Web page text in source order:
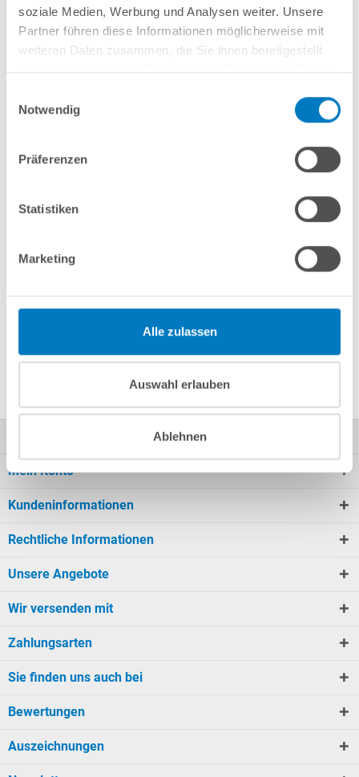
soziale Medien, Werbung und Analysen weiter. Unsere
Partner führen diese Informationen möglicherweise mit
weiteren Daten zusammen, die Sie ihnen bereitgestellt
Notwendig
Präferenzen
Statistiken
Marketing
Alle zulassen
Auswahl erlauben
Ablehnen
Chlor). 5 kg Eimer.
Vergleichen Merken
Fragen? Wir helfen Ihnen gerne weiter:
Anfrageformular
Produktbeschreibung
Mein Konto
Kundeninformationen
Rechtliche Informationen
Unsere Angebote
Wir versenden mit
Zahlungsarten
Sie finden uns auch bei
Bewertungen
Auszeichnungen